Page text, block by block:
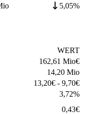
5,05%
WERT
162,61 Mio€
14,20 Mio
13,20€ - 9,70€
3,72%
0,43€